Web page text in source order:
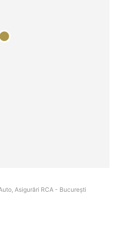
Asigurări RCA - Bucureşti